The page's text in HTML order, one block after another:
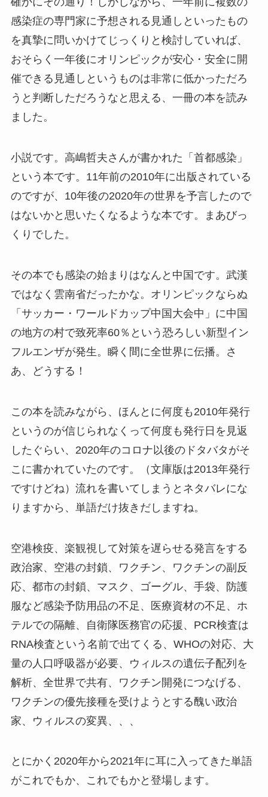
感染症の専門家に予想される見通しといったもの
を真摯に問いかけてじっくりと検討していれば、
おそらく一年後にオリンピックが安心・安全に開
催できる見通しというものは非常に低かっただろ
うと判断しただろうなと思える、一冊の本を読み
ました。
小説です。高嶋哲夫さんが書かれた「首都感染」
という本です。11年前の2010年に出版されている
のですが、10年後の2020年の世界を予言したので
はないかと思いたくなるような本です。まあびっ
くりでした。
その本でも感染の始まりはなんと中国です。武漢
ではなく雲南省だったかな。オリンピックならぬ
「サッカー・ワールドカップ中国大会中」に中国
の地方の村で致死率60％という恐ろしい新型イン
フルエンザが発生。瞬く間に全世界に伝播。さ
あ、どうする！
この本を読みながら、ほんとに何度も2010年発行
というのが信じられなくって何度も発行日を見返
したぐらい、2020年のコロナ以後のドタバタがそ
こに書かれていたのです。（文庫版は2013年発行
ですけどね）流れを書いてしまうとネタバレにな
りますから、単語だけ抜きだしますね。
空港検疫、楽観視して対策を遅らせる発言をする
政治家、空港の封鎖、ワクチン、ワクチンの副反
応、都市の封鎖、マスク、ゴーグル、手袋、防護
服など感染予防用品の不足、医療資材の不足、ホ
テルでの隔離、自衛隊医務官の応援、PCR検査は
RNA検査という名前で出てくる、WHOの対応、大
量の人口呼吸器が必要、ウィルスの遺伝子配列を
解析、全世界で共有、ワクチン開発につなげる、
ワクチンの優先接種を受けようとする醜い政治
家、ウィルスの変異、、、
とにかく2020年から2021年に耳に入ってきた単語
がこれでもか、これでもかと登場します。